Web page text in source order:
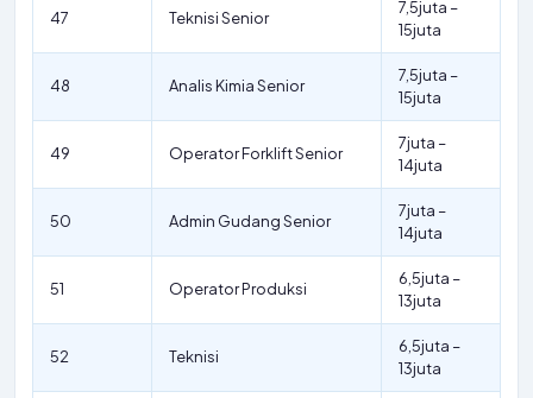
47 Teknisi Senior
7,5juta –
15juta
48 Analis Kimia Senior
7,5juta –
15juta
49 Operator Forklift Senior
7juta –
14juta
50 Admin Gudang Senior
7juta –
14juta
51 Operator Produksi
6,5juta –
13juta
52 Teknisi
6,5juta –
13juta